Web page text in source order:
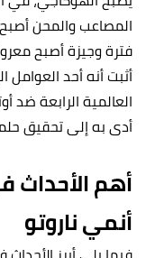
المصاعب والمحن أصبح
فترة وجيزة أصبح
أثبت أنه أحد
العالمية الرابعة ضد
أدى به إلى تحقيق
أهم
أنمي ناروتو